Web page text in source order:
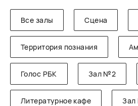
Все залы Сцена
Территория познания
Голос РБК Зал №2
Литературное кафе